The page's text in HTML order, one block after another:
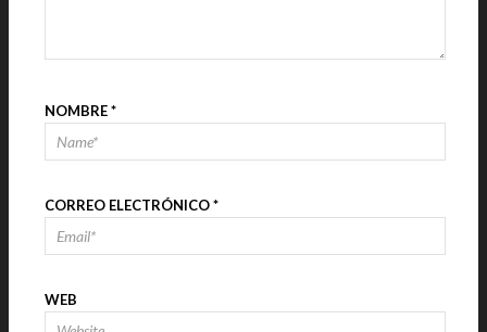
NOMBRE*
CORREO ELECTRÓNICO*
WEB